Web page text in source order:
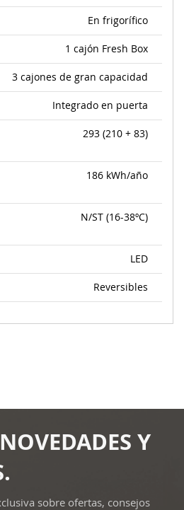
En frigorífico
1 cajón Fresh Box
3 cajones de gran capacidad
Integrado en puerta
293 (210 + 83)
186 kWh/año
N/ST (16-38ºC)
LED
Reversibles
Y
sobre ofertas, consejos